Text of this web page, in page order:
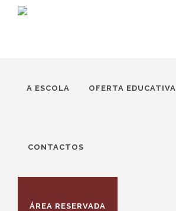
A ESCOLA OFERTA EDUCATIVA
CONTACTOS
ÁREA RESERVADA